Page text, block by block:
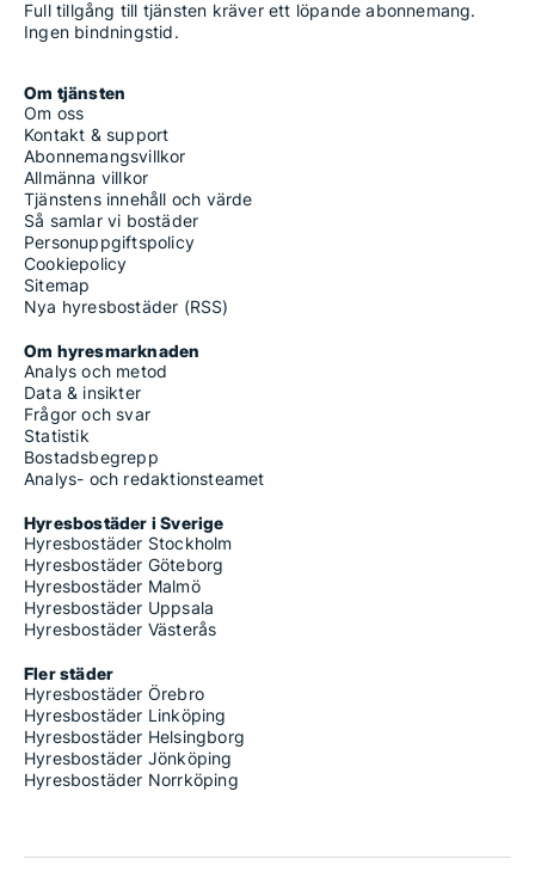
Full tillgång till tjänsten kräver ett löpande abonnemang.
Ingen bindningstid.
Om tjänsten
Om oss
Kontakt & support
Abonnemangsvillkor
Allmänna villkor
Tjänstens innehåll och värde
Så samlar vi bostäder
Personuppgiftspolicy
Cookiepolicy
Sitemap
Nya hyresbostäder (RSS)
Om hyresmarknaden
Analys och metod
Data & insikter
Frågor och svar
Statistik
Bostadsbegrepp
Analys- och redaktionsteamet
Hyresbostäder i Sverige
Hyresbostäder Stockholm
Hyresbostäder Göteborg
Hyresbostäder Malmö
Hyresbostäder Uppsala
Hyresbostäder Västerås
Fler städer
Hyresbostäder Örebro
Hyresbostäder Linköping
Hyresbostäder Helsingborg
Hyresbostäder Jönköping
Hyresbostäder Norrköping